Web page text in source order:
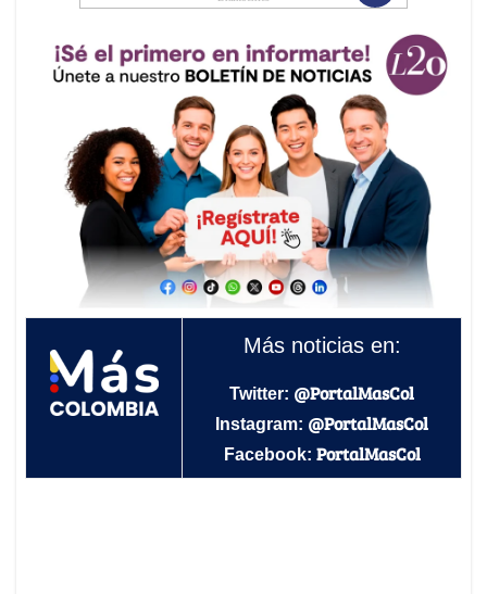
Más noticias en:
Twitter: @PortalMasCol
Instagram: @PortalMasCol
Facebook: PortalMasCol